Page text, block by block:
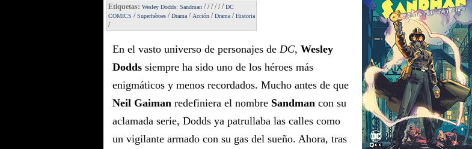
Etiquetas: Wesley Dodds: Sandman //////DC
COMICS /Superhéroes /Drama / Acción /Drama /Historia
/
En el vasto universo de personajes de DC, Wesley
Dodds siempre ha sido uno de los héroes más
enigmáticos y menos recordados. Mucho antes de que
Neil Gaiman redefiniera el nombre Sandman con su
aclamada serie, Dodds ya patrullaba las calles como
un vigilante armado con su gas del sueño. Ahora, tras